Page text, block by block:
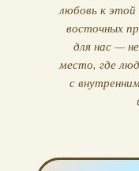
любовь к этой
восточных
для нас —
место, где
с